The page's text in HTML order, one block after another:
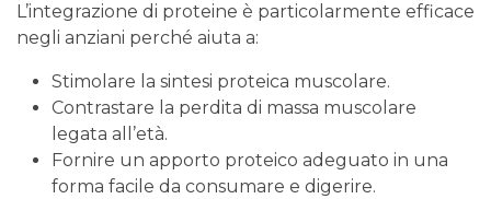
L’integrazione di proteine è particolarmente efficace
negli anziani perché aiuta a:
Stimolare la sintesi proteica muscolare.
Contrastare la perdita di massa muscolare
legata all’età.
Fornire un apporto proteico adeguato in una
forma facile da consumare e digerire.